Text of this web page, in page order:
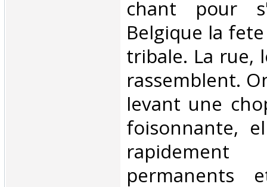
chant pour
Belgique la
tribale. La rue,
rassemblent.
levant une
foisonnante,
permanents